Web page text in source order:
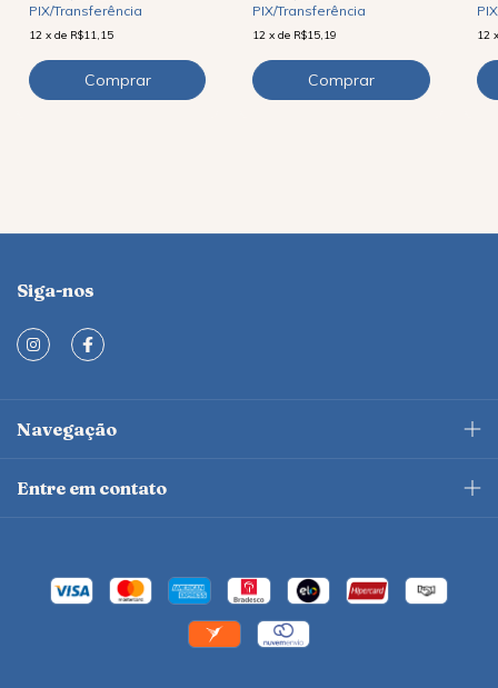
PIX/Transferência
12 x de R$11,15
PIX/Transferência
12 xde R$15,19 12
Siga-nos
Navegação
Entre em contato